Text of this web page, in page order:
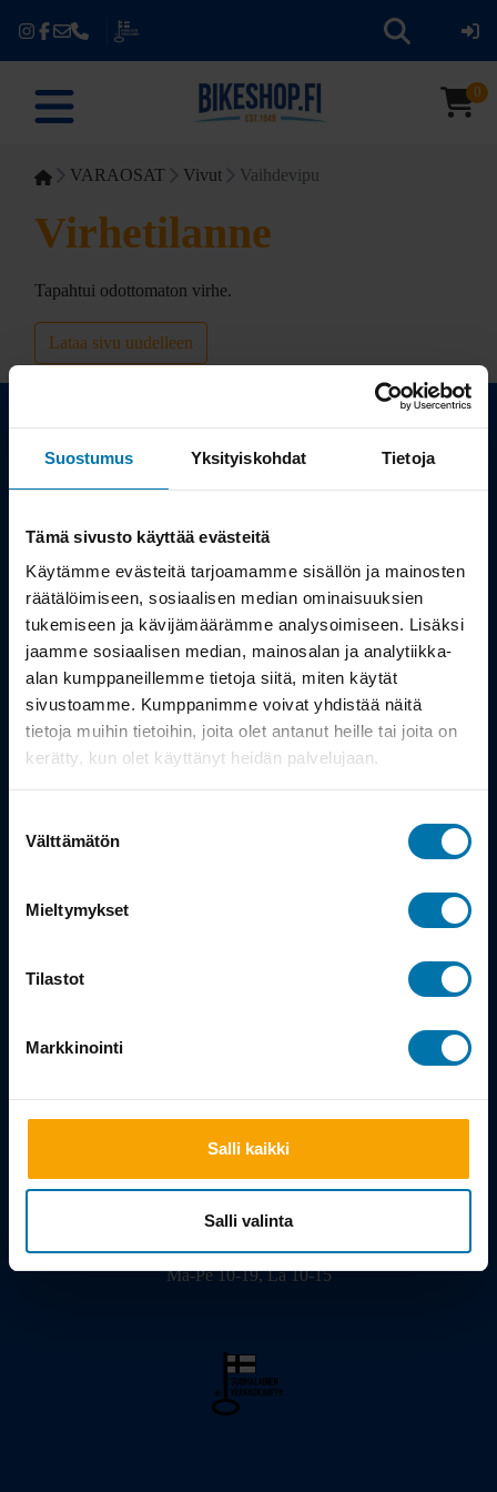
Suostumus Yksityiskohdat Tietoja
Tämä sivusto käyttää evästeitä
Käytämme evästeitä tarjoamamme sisällön ja mainosten
räätälöimiseen, sosiaalisen median ominaisuuksien
tukemiseen ja kävijämäärämme analysoimiseen. Lisäksi
jaamme sosiaalisen median, mainosalan ja analytiikka-
alan kumppaneillemme tietoja siitä, miten käytät
sivustoamme. Kumppanimme voivat yhdistää näitä
tietoja muihin tietoihin, joita olet antanut heille tai joita on
kerätty, kun olet käyttänyt heidän palvelujaan.
valinta
Välttämätön
Mieltymykset
Tilastot
Markkinointi
Salli kaikki
Salli valinta
0
VARAOSAT Vivut Vaihdevipu
Virhetilanne
Tapahtui odottomaton virhe.
Lataa sivu uudelleen
Kauppa
Työsuhdepyörä
Info
Toimitus
Viilarinkatu 3, 20320 Turku
02 - 2322675
Myymälä avoinna:
Ma-Pe 10-19, La 10-15